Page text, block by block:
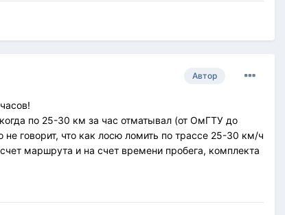
Автор
по 25-30 км за час отматывал (от ОмГТУ до
говорит, что как лосю ломить по трассе 25-30 км/ч
маршрута и на счет времени пробега, комплекта